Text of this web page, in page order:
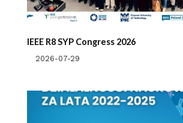
IEEE R8 SYP Congress 2026
2026-07-29